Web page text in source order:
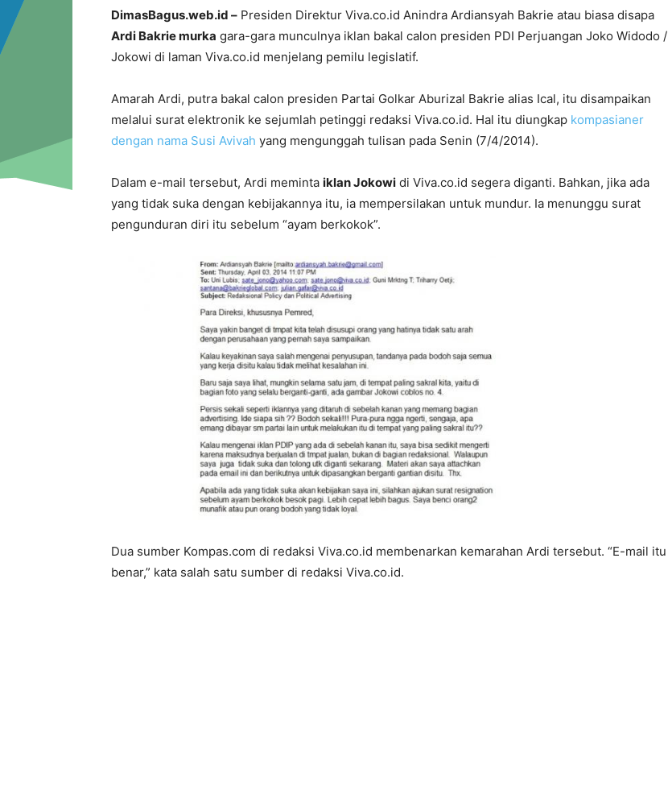
DimasBagus.web.id – Presiden Direktur Viva.co.id Anindra Ardiansyah Bakrie atau biasa disapa
Ardi Bakrie murka gara-gara munculnya iklan bakal calon presiden PDI Perjuangan Joko Widodo /
Jokowi di laman Viva.co.id menjelang pemilu legislatif.
Amarah Ardi, putra bakal calon presiden Partai Golkar Aburizal Bakrie alias Ical, itu disampaikan
melalui surat elektronik ke sejumlah petinggi redaksi Viva.co.id. Hal itu diungkap kompasianer
dengan nama Susi Avivah yang mengunggah tulisan pada Senin (7/4/2014).
Dalam e-mail tersebut, Ardi meminta iklan Jokowi di Viva.co.id segera diganti. Bahkan, jika ada
yang tidak suka dengan kebijakannya itu, ia mempersilakan untuk mundur. Ia menunggu surat
pengunduran diri itu sebelum “ayam berkokok”.
Dua sumber Kompas.com di redaksi Viva.co.id membenarkan kemarahan Ardi tersebut. “E-mail itu
benar,” kata salah satu sumber di redaksi Viva.co.id.